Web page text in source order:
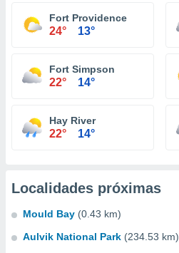
Fort Providence
24° 13°
Fort Simpson
22° 14°
Hay River
22° 14°
Localidades próximas
Mould Bay (0.43 km)
Aulvik National Park (234.53 km)